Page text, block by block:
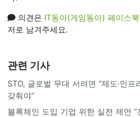
의견은 IT동아(게임동아) 페이스북
저로 남겨주세요.
관련 기사
STO, 글로벌 무대 서려면 “제도·인프
갖춰야”
블록체인 도입 기업 위한 실전 제언 “